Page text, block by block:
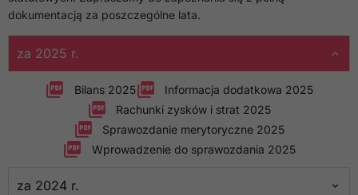
dokumentacją za poszczególne lata.
za 2025 r.
Bilans 2025
Informacja dodatkowa 2025
Rachunki zysków i strat 2025
Sprawozdanie merytoryczne 2025
Wprowadzenie do sprawozdania 2025
za 2024 r.